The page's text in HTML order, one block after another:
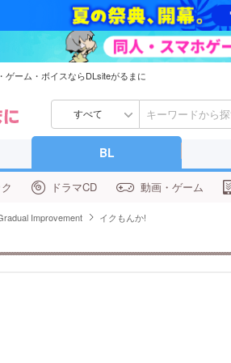
ゲーム・ボイスならDLsiteがるまに
すべて
BL
ドラマCD 動画・ゲーム
Improvement イクもんか!